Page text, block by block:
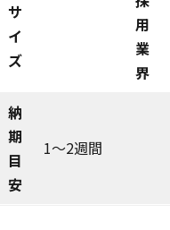
サ
イ
ズ
用
業
界
納
期
目
安
1～2週間